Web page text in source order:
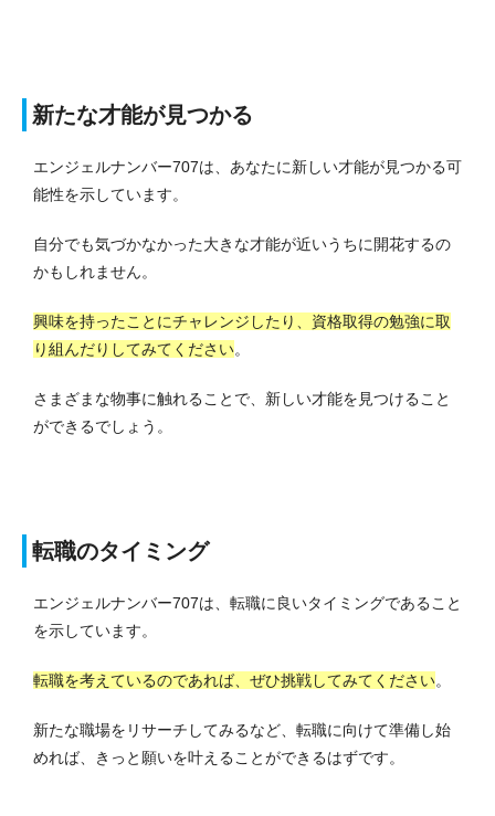
新たな才能が見つかる
エンジェルナンバー707は、あなたに新しい才能が見つかる可
能性を示しています。
自分でも気づかなかった大きな才能が近いうちに開花するの
かもしれません。
興味を持ったことにチャレンジしたり、資格取得の勉強に取
り組んだりしてみてください。
さまざまな物事に触れることで、新しい才能を見つけること
ができるでしょう。
転職のタイミング
エンジェルナンバー707は、転職に良いタイミングであること
を示しています。
転職を考えているのであれば、ぜひ挑戦してみてください。
新たな職場をリサーチしてみるなど、転職に向けて準備し始
めれば、きっと願いを叶えることができるはずです。